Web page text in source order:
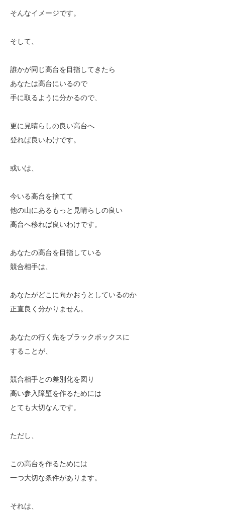
そんなイメージです。
そして、
誰かが同じ高台を目指してきたら
あなたは高台にいるので
手に取るように分かるので、
更に見晴らしの良い高台へ
登れば良いわけです。
或いは、
今いる高台を捨てて
他の山にあるもっと見晴らしの良い
高台へ移れば良いわけです。
あなたの高台を目指している
競合相手は、
あなたがどこに向かおうとしているのか
正直良く分かりません。
あなたの行く先をブラックボックスに
することが、
競合相手との差別化を図り
高い参入障壁を作るためには
とても大切なんです。
ただし、
この高台を作るためには
一つ大切な条件があります。
それは、